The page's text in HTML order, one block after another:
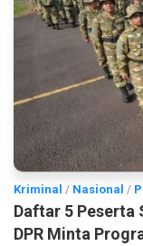
Kriminal / Nasional /
Daftar 5 Peserta
DPR Minta